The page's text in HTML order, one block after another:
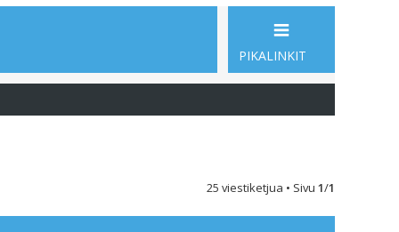
PIKALINKIT
25 viestiketjua • Sivu 1/1